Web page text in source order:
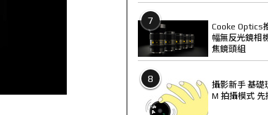
7
Cooke Optics
幅無反光鏡相
焦鏡頭組
8
攝影新手 基礎
M 拍攝模式 先